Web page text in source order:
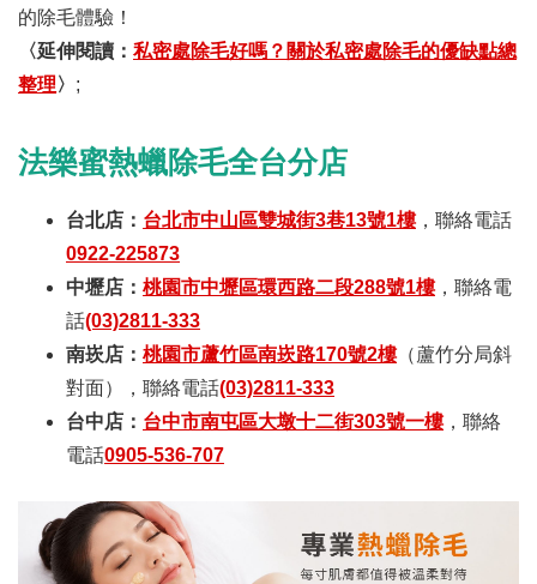
的除毛體驗！
〈延伸閱讀： 私密處除毛好嗎？關於私密處除毛的優缺點總
整理〉 ;
法樂蜜熱蠟除毛全台分店
台北店： 台北市中山區雙城街3巷13號1樓，聯絡電話
0922-225873
中壢店： 桃園市中壢區環西路二段288號1樓，聯絡電
話(03)2811-333
南崁店： 桃園市蘆竹區南崁路170號2樓（蘆竹分局斜
對面），聯絡電話(03)2811-333
台中店： 台中市南屯區大墩十二街303號一樓，聯絡
電話0905-536-707